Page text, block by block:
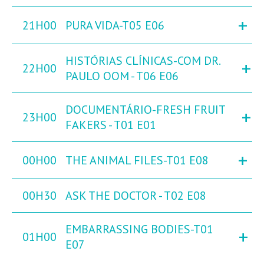
21H00 PURA VIDA-T05 E06 +
22H00
HISTÓRIAS CLÍNICAS-COM DR.
PAULO OOM - T06 E06
+
23H00
DOCUMENTÁRIO-FRESH FRUIT
FAKERS - T01 E01
+
00H00 THE ANIMAL FILES-T01 E08 +
00H30 ASK THE DOCTOR - T02 E08
01H00
EMBARRASSING BODIES-T01
E07
+